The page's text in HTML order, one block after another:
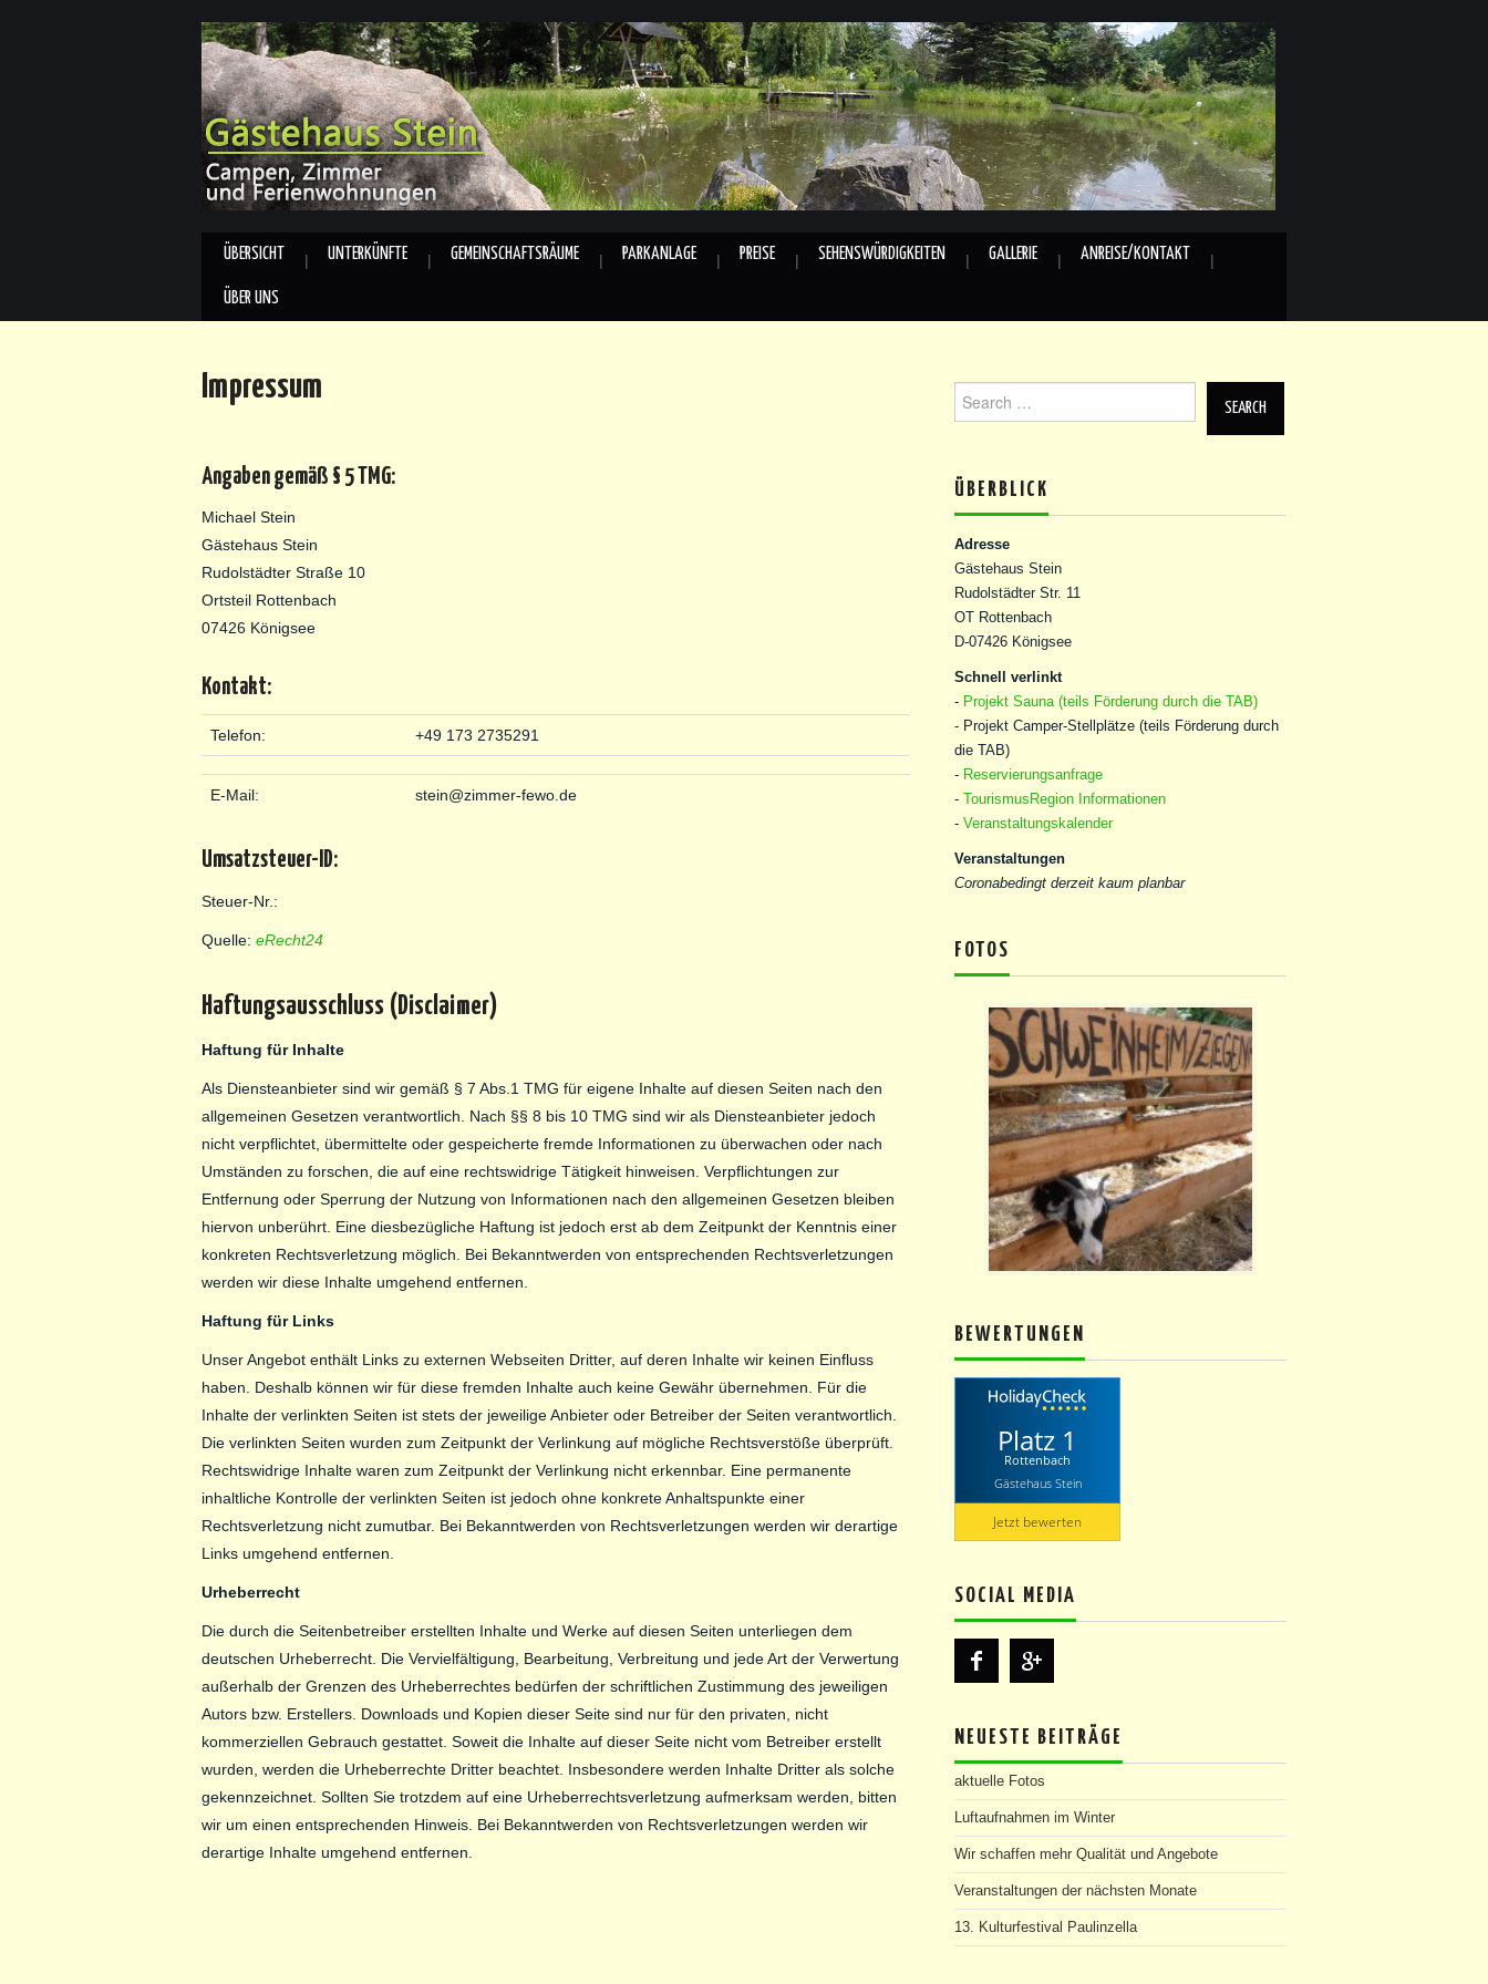
ÜBERSICHT UNTERKÜNFTE GEMEINSCHAFTSRÄUME PARKANLAGE PREISE SEHENSWÜRDIGKEITEN GALLERIE ANREISE/KONTAKT
ÜBER UNS
Impressum
Angaben gemäß § 5 TMG:
Michael Stein
Gästehaus Stein
Rudolstädter Straße 10
Ortsteil Rottenbach
07426 Königsee
Kontakt:
Telefon: +49 173 2735291
E-Mail: stein@zimmer-fewo.de
Umsatzsteuer-ID:
Steuer-Nr.:
Quelle: eRecht24
Haftungsausschluss (Disclaimer)
Haftung für Inhalte
Als Diensteanbieter sind wir gemäß § 7 Abs.1 TMG für eigene Inhalte auf diesen Seiten nach den
allgemeinen Gesetzen verantwortlich. Nach §§ 8 bis 10 TMG sind wir als Diensteanbieter jedoch
nicht verpflichtet, übermittelte oder gespeicherte fremde Informationen zu überwachen oder nach
Umständen zu forschen, die auf eine rechtswidrige Tätigkeit hinweisen. Verpflichtungen zur
Entfernung oder Sperrung der Nutzung von Informationen nach den allgemeinen Gesetzen bleiben
hiervon unberührt. Eine diesbezügliche Haftung ist jedoch erst ab dem Zeitpunkt der Kenntnis einer
konkreten Rechtsverletzung möglich. Bei Bekanntwerden von entsprechenden Rechtsverletzungen
werden wir diese Inhalte umgehend entfernen.
Haftung für Links
Unser Angebot enthält Links zu externen Webseiten Dritter, auf deren Inhalte wir keinen Einfluss
haben. Deshalb können wir für diese fremden Inhalte auch keine Gewähr übernehmen. Für die
Inhalte der verlinkten Seiten ist stets der jeweilige Anbieter oder Betreiber der Seiten verantwortlich.
Die verlinkten Seiten wurden zum Zeitpunkt der Verlinkung auf mögliche Rechtsverstöße überprüft.
Rechtswidrige Inhalte waren zum Zeitpunkt der Verlinkung nicht erkennbar. Eine permanente
inhaltliche Kontrolle der verlinkten Seiten ist jedoch ohne konkrete Anhaltspunkte einer
Rechtsverletzung nicht zumutbar. Bei Bekanntwerden von Rechtsverletzungen werden wir derartige
Links umgehend entfernen.
Urheberrecht
Die durch die Seitenbetreiber erstellten Inhalte und Werke auf diesen Seiten unterliegen dem
deutschen Urheberrecht. Die Vervielfältigung, Bearbeitung, Verbreitung und jede Art der Verwertung
außerhalb der Grenzen des Urheberrechtes bedürfen der schriftlichen Zustimmung des jeweiligen
Autors bzw. Erstellers. Downloads und Kopien dieser Seite sind nur für den privaten, nicht
kommerziellen Gebrauch gestattet. Soweit die Inhalte auf dieser Seite nicht vom Betreiber erstellt
wurden, werden die Urheberrechte Dritter beachtet. Insbesondere werden Inhalte Dritter als solche
gekennzeichnet. Sollten Sie trotzdem auf eine Urheberrechtsverletzung aufmerksam werden, bitten
wir um einen entsprechenden Hinweis. Bei Bekanntwerden von Rechtsverletzungen werden wir
derartige Inhalte umgehend entfernen.
for:
ÜBERBLICK
Adresse
Gästehaus Stein
Rudolstädter Str. 11
OT Rottenbach
D-07426 Königsee
Schnell verlinkt
- Projekt Sauna (teils Förderung durch die TAB)
- Projekt Camper-Stellplätze (teils Förderung durch
die TAB)
- Reservierungsanfrage
-
TourismusRegion Informationen
- Veranstaltungskalender
Veranstaltungen
Coronabedingt derzeit kaum planbar
FOTOS
BEWERTUNGEN
Platz 1
Rottenbach
Gästehaus Stein
Jetzt bewerten
SOCIAL MEDIA
NEUESTE BEITRÄGE
aktuelle Fotos
Luftaufnahmen im Winter
Wir schaffen mehr Qualität und Angebote
Veranstaltungen der nächsten Monate
13. Kulturfestival Paulinzella